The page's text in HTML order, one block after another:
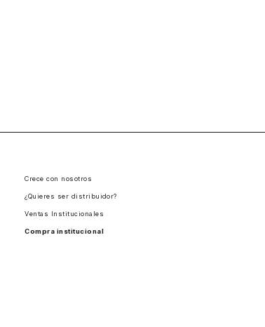
Crece con nosotros
¿Quieres ser distribuidor?
Ventas Institucionales
Compra institucional